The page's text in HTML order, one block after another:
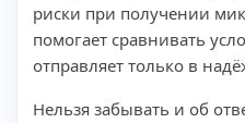
риски при получении
помогает сравнивать
отправляет только в
Нельзя забывать и об